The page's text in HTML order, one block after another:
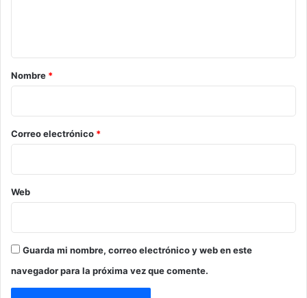
r
i
o
*
Nombre *
Correo electrónico *
Web
Guarda mi nombre, correo electrónico y web en este
navegador para la próxima vez que comente.